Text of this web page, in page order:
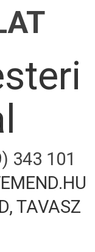
343 101
TAVASZ